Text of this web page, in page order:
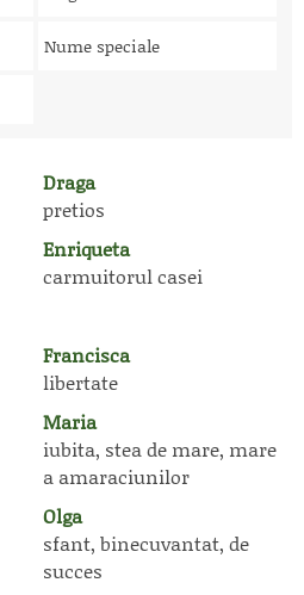
Nume speciale
Draga
pretios
Enriqueta
carmuitorul casei
Francisca
libertate
Maria
iubita, stea de mare, mare
a amaraciunilor
Olga
sfant, binecuvantat, de
succes